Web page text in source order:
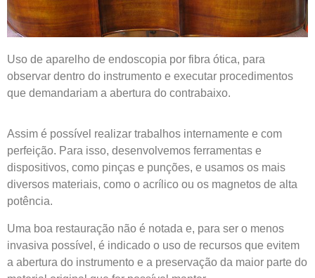
Uso de aparelho de endoscopia por fibra ótica, para
observar dentro do instrumento e executar procedimentos
que demandariam a abertura do contrabaixo.
Assim é possível realizar trabalhos internamente e com
perfeição. Para isso, desenvolvemos ferramentas e
dispositivos, como pinças e punções, e usamos os mais
diversos materiais, como o acrílico ou os magnetos de alta
potência.
Uma boa restauração não é notada e, para ser o menos
invasiva possível, é indicado o uso de recursos que evitem
a abertura do instrumento e a preservação da maior parte do